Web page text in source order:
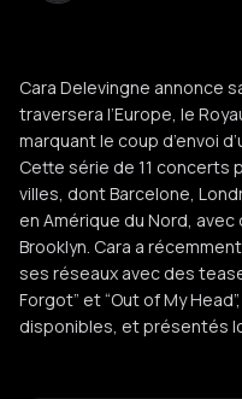
Cara Delevingne annonce
traversera l’Europe, le
marquant le coup d’envoi
Cette série de 11 concerts
villes, dont Barcelone,
en Amérique du Nord,
Brooklyn. Cara a
ses réseaux avec des
Forgot” et “Out of My
disponibles, et présentés